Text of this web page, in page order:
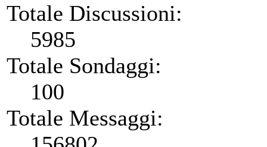
Totale Discussioni:
5985
Totale Sondaggi:
100
Totale Messaggi: